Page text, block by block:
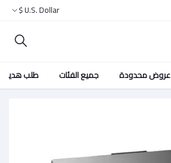
U.S. Dollar $
عروض محدودة جميع الفئات طلب هدية